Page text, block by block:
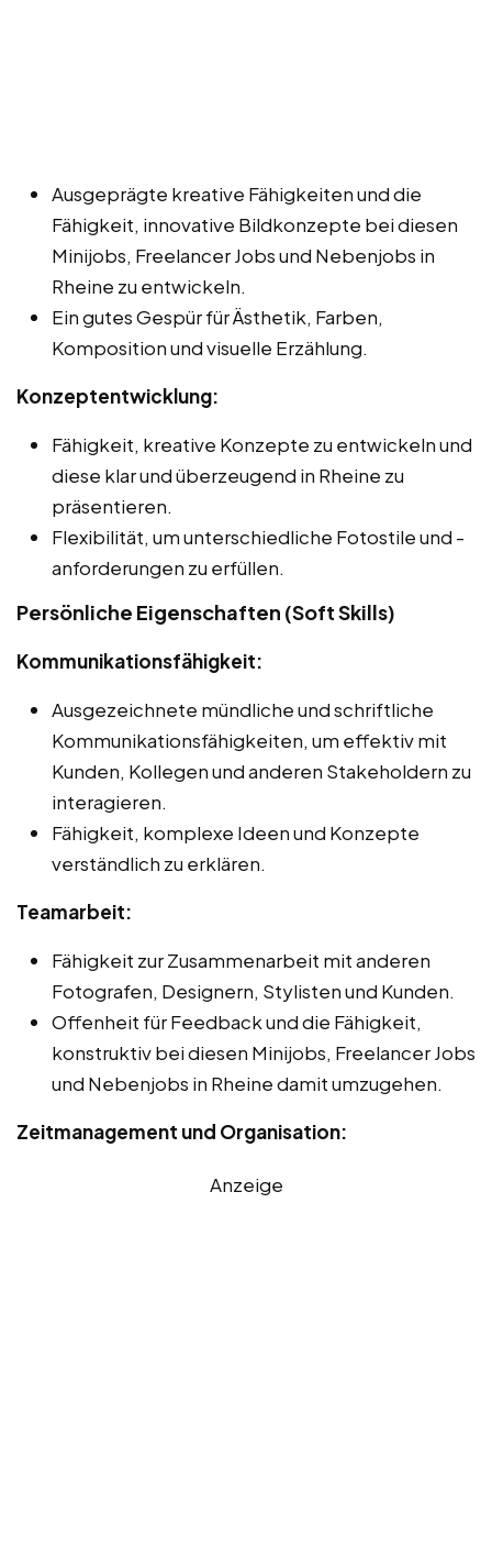
Ausgeprägte kreative Fähigkeiten und die
Fähigkeit, innovative Bildkonzepte bei diesen
Minijobs, Freelancer Jobs und Nebenjobs in
Rheine zu entwickeln.
Ein gutes Gespür für Ästhetik, Farben,
Komposition und visuelle Erzählung.
Konzeptentwicklung:
Fähigkeit, kreative Konzepte zu entwickeln und
diese klar und überzeugend in Rheine zu
präsentieren.
Flexibilität, um unterschiedliche Fotostile und -
anforderungen zu erfüllen.
Persönliche Eigenschaften (Soft Skills)
Kommunikationsfähigkeit:
Ausgezeichnete mündliche und schriftliche
Kommunikationsfähigkeiten, um effektiv mit
Kunden, Kollegen und anderen Stakeholdern zu
interagieren.
Fähigkeit, komplexe Ideen und Konzepte
verständlich zu erklären.
Teamarbeit:
Fähigkeit zur Zusammenarbeit mit anderen
Fotografen, Designern, Stylisten und Kunden.
Offenheit für Feedback und die Fähigkeit,
konstruktiv bei diesen Minijobs, Freelancer Jobs
und Nebenjobs in Rheine damit umzugehen.
Zeitmanagement und Organisation:
Anzeige